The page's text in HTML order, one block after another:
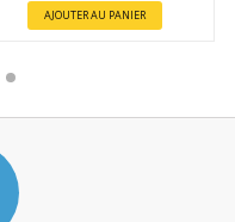
AJOUTER AU PANIER